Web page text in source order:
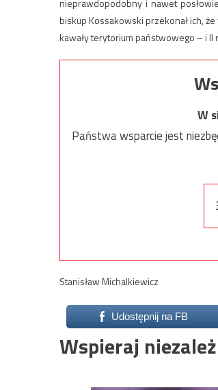
nieprawdopodobny i nawet
biskup Kossakowski przekonał ich,
kawały terytorium państwowego – i
W
Państwa wsparcie jest
Stanisław Michalkiewicz
Udostępnij na FB
Wspieraj